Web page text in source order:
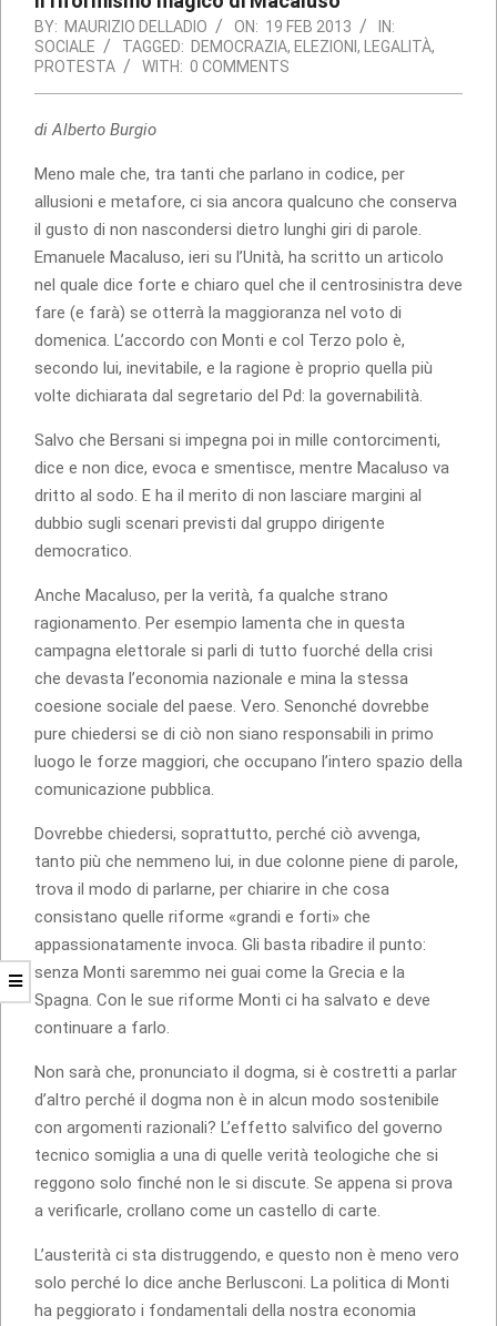
BY: MAURIZIO DELLADIO ON: 19 FEB 2013
IN:
SOCIALE
TAGGED: DEMOCRAZIA, ELEZIONI, LEGALITÀ,
PROTESTA
WITH: 0 COMMENTS
di Alberto Burgio
Meno male che, tra tanti che parlano in codice, per
allusioni e metafore, ci sia ancora qualcuno che conserva
il gusto di non nascondersi dietro lunghi giri di parole.
Emanuele Macaluso, ieri su l’Unità, ha scritto un articolo
nel quale dice forte e chiaro quel che il centrosinistra deve
fare (e farà) se otterrà la maggioranza nel voto di
domenica. L’accordo con Monti e col Terzo polo è,
secondo lui, inevitabile, e la ragione è proprio quella più
volte dichiarata dal segretario del Pd: la governabilità.
Salvo che Bersani si impegna poi in mille contorcimenti,
dice e non dice, evoca e smentisce, mentre Macaluso va
dritto al sodo. E ha il merito di non lasciare margini al
dubbio sugli scenari previsti dal gruppo dirigente
democratico.
Anche Macaluso, per la verità, fa qualche strano
ragionamento. Per esempio lamenta che in questa
campagna elettorale si parli di tutto fuorché della crisi
che devasta l’economia nazionale e mina la stessa
coesione sociale del paese. Vero. Senonché dovrebbe
pure chiedersi se di ciò non siano responsabili in primo
luogo le forze maggiori, che occupano l’intero spazio della
comunicazione pubblica.
Dovrebbe chiedersi, soprattutto, perché ciò avvenga,
tanto più che nemmeno lui, in due colonne piene di parole,
trova il modo di parlarne, per chiarire in che cosa
consistano quelle riforme «grandi e forti» che
appassionatamente invoca. Gli basta ribadire il punto:
senza Monti saremmo nei guai come la Grecia e la
Spagna. Con le sue riforme Monti ci ha salvato e deve
continuare a farlo.
Non sarà che, pronunciato il dogma, si è costretti a parlar
d’altro perché il dogma non è in alcun modo sostenibile
con argomenti razionali? L’effetto salvifico del governo
tecnico somiglia a una di quelle verità teologiche che si
reggono solo finché non le si discute. Se appena si prova
a verificarle, crollano come un castello di carte.
L’austerità ci sta distruggendo, e questo non è meno vero
solo perché lo dice anche Berlusconi. La politica di Monti
ha peggiorato i fondamentali della nostra economia